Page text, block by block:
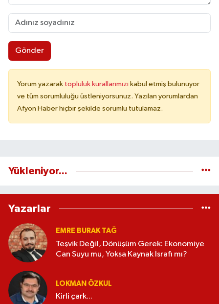
Gönder
Yorum yazarak topluluk kurallarımızı kabul etmiş bulunuyor
ve tüm sorumluluğu üstleniyorsunuz. Yazılan yorumlardan
Afyon Haber hiçbir şekilde sorumlu tutulamaz.
Yükleniyor...
Yazarlar
EMRE BURAK TAĞ
Teşvik Değil, Dönüşüm Gerek: Ekonomiye
Can Suyu mu, Yoksa Kaynak İsrafı mı?
LOKMAN ÖZKUL
Kirli çark...